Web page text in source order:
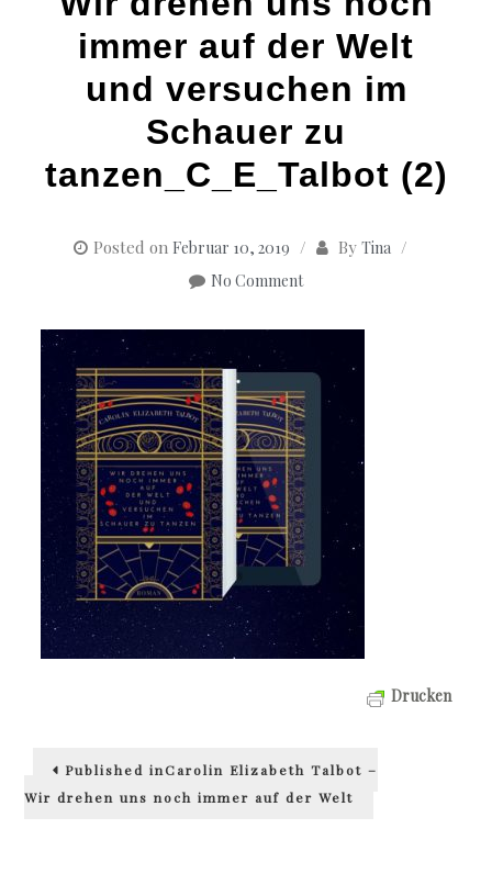
immer auf der Welt
und versuchen im
Schauer zu
tanzen_C_E_Talbot (2)
Posted on Februar 10, 2019 By Tina
No Comment
Drucken
Beitragsnavigation
Published inCarolin Elizabeth Talbot –
Wir drehen uns noch immer auf der Welt